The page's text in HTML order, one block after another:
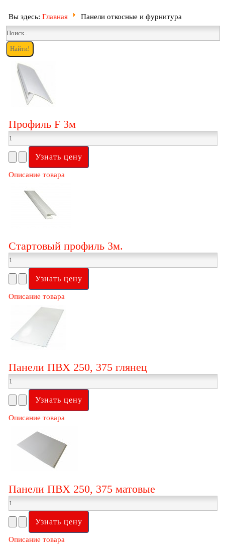
Вы здесь:Главная Панели откосные и фурнитура
Профиль F 3м
Описание товара
Стартовый профиль 3м.
Описание товара
Панели ПВХ 250, 375 глянец
Описание товара
Панели ПВХ 250, 375 матовые
Описание товара